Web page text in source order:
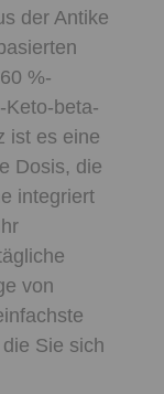
der Antike
%-
Keto-beta-
ist es eine
Dosis, die
integriert
von
Sie sich